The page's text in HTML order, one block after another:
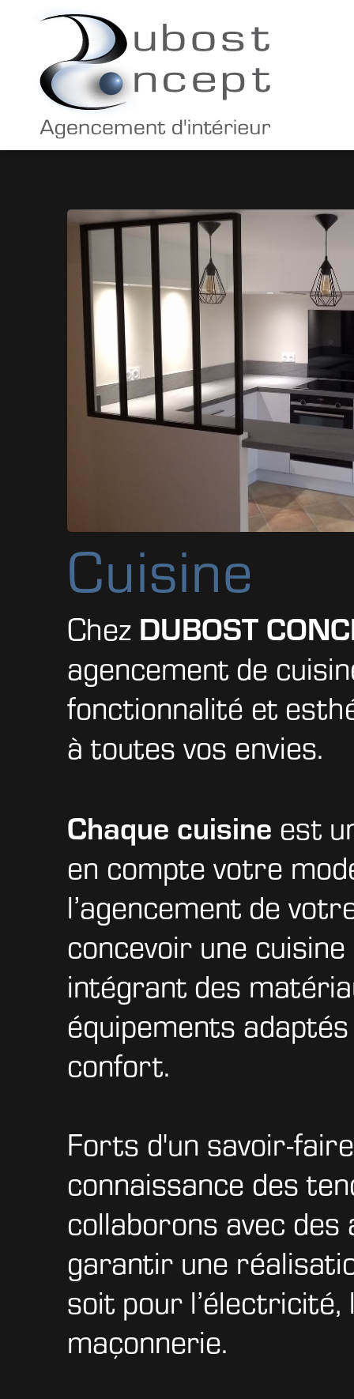
Cuisine
Chez DUBOST
agencement de
fonctionnalité et
à toutes vos envies.
Chaque cuisine est
en compte votre
l’agencement de
concevoir une
intégrant des
équipements
confort.
Forts d'un savoir-
connaissance des
collaborons avec
garantir une
soit pour
maçonnerie.